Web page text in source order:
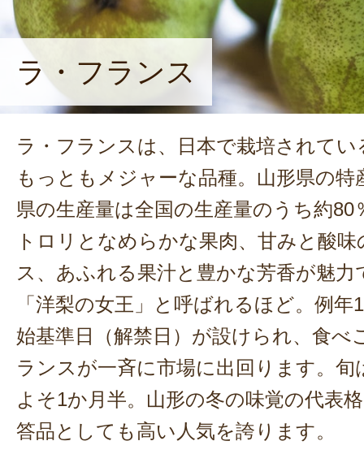
ラ・フランス
ラ・フランスは、日本で栽培されて
もっともメジャーな品種。山形県の特
県の生産量は全国の生産量のうち約
トロリとなめらかな果肉、甘みと酸
ス、あふれる果汁と豊かな芳香が魅
「洋梨の女王」と呼ばれるほど。例年
始基準日（解禁日）が設けられ、食べ
ランスが一斉に市場に出回ります。旬
よそ1か月半。山形の冬の味覚の代表
答品としても高い人気を誇ります。